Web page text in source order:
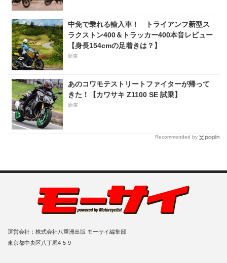
中免で乗れる輸入車！ トライアンフ新型ス
ラクストン400＆トラッカー400本音レビュー
【身長154cmの足着きは？】
新車
あのコワモテストリートファイターが帰って
きた！【カワサキ Z1100 SE 試乗】
新車
Recommended by
運営会社：株式会社八重洲出版 モーサイ編集部
東京都中央区八丁堀4-5-9